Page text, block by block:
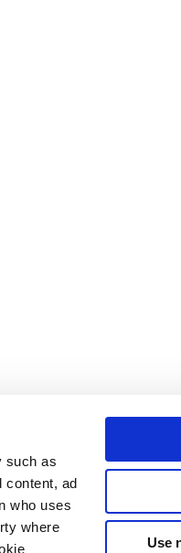
such as
content, ad
who uses
where
Use
Услуги
Зона загрузки
Территория профессионалов